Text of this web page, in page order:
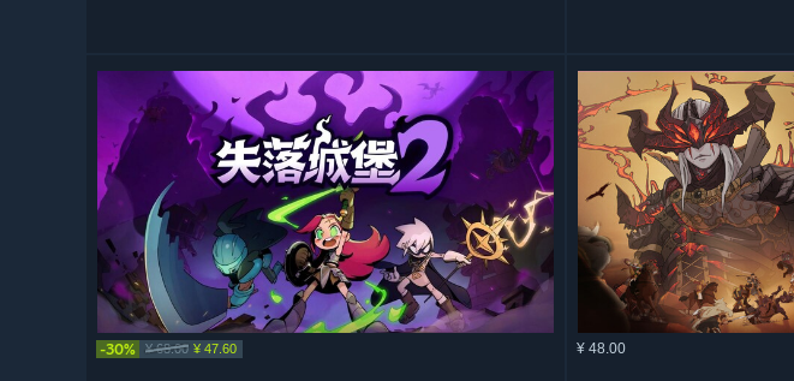
-30% ¥ 68.00 ¥ 47.60 ¥ 48.00